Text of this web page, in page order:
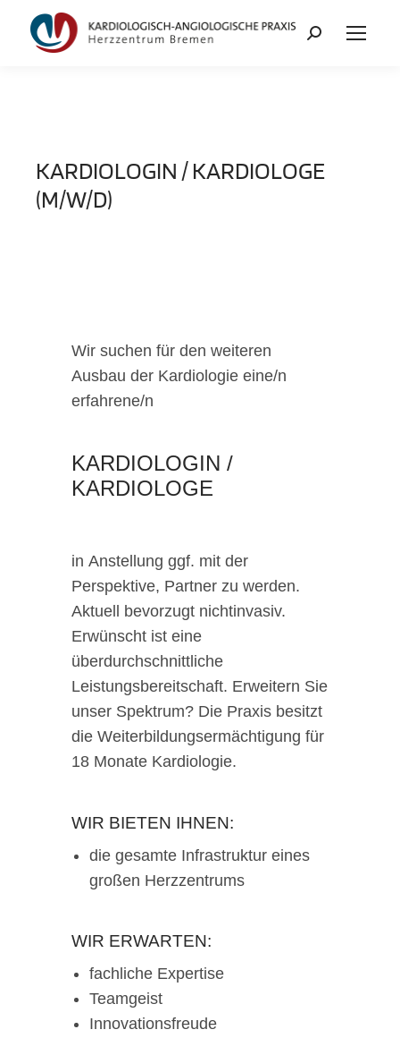
KARDIOLOGIN / KARDIOLOGE
(M/W/D)
Wir suchen für den weiteren
Ausbau der Kardiologie eine/n
erfahrene/n
KARDIOLOGIN /
KARDIOLOGE
in Anstellung ggf. mit der
Perspektive, Partner zu werden.
Aktuell bevorzugt nichtinvasiv.
Erwünscht ist eine
überdurchschnittliche
Leistungsbereitschaft. Erweitern Sie
unser Spektrum? Die Praxis besitzt
die Weiterbildungsermächtigung für
18 Monate Kardiologie.
WIR BIETEN IHNEN:
die gesamte Infrastruktur eines
großen Herzzentrums
WIR ERWARTEN:
fachliche Expertise
Teamgeist
Innovationsfreude